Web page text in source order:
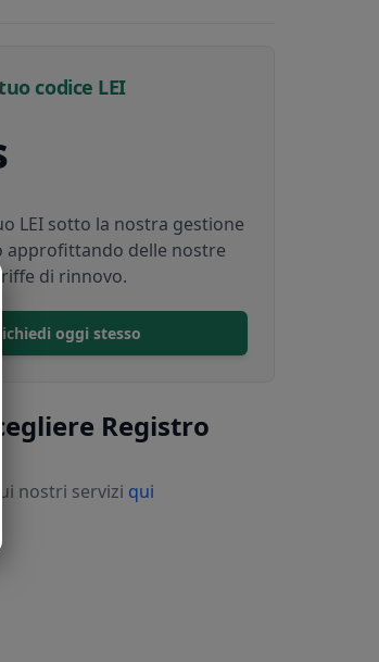
codice LEI
LEI sotto la nostra gestione
approfittando delle nostre
di rinnovo.
Richiedi oggi stesso
Registro
nostri servizi qui